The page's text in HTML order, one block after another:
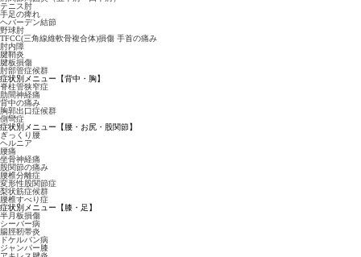
テニス肘
手足の痺れ
ヘバーデン結節
野球肘
TFCC(三角線維軟骨複合体)損傷 手首の痛み
肘内障
腱鞘炎
腱板損傷
肘部管症候群
症状別メニュー【背中・胸】
脊柱管狭窄症
肋間神経痛
背中の痛み
胸郭出口症候群
側彎症
症状別メニュー【腰・お尻・股関節】
ぎっくり腰
ヘルニア
腰痛
坐骨神経痛
股関節の痛み
腰椎分離症
変形性股関節症
梨状筋症候群
腰椎すべり症
症状別メニュー【膝・足】
半月板損傷
シーバー病
腸脛靭帯炎
ドケルバン病
ジャンパー膝